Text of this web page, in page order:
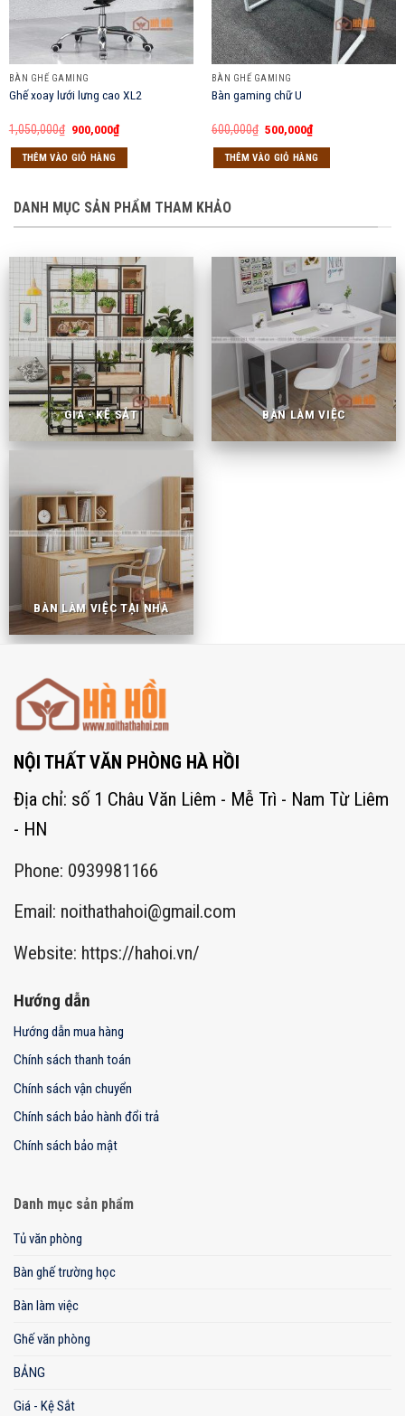
BÀN GHẾ GAMING
Ghế xoay lưới lưng cao XL2
1,050,000₫ Giá
là:
1,050,000₫.
900,000₫Giá
hiện
tại
THÊM VÀO GIỎ HÀNG
BÀN GHẾ GAMING
Bàn gaming chữ U
600,000₫ Giá
là:
600,000₫.
500,000₫Giá
hiện
tại
là:
THÊM VÀO GIỎ HÀNG
DANH MỤC SẢN PHẨM THAM KHẢO
GIÁ - KỆ SẮT BÀN LÀM VIỆC
BÀN LÀM VIỆC TẠI NHÀ
NỘI THẤT VĂN PHÒNG HÀ HỒI
Địa chỉ: số 1 Châu Văn Liêm - Mễ Trì - Nam Từ Liêm
- HN
Phone: 0939981166
Email: noithathahoi@gmail.com
Website: https://hahoi.vn/
Hướng dẫn
Hướng dẫn mua hàng
Chính sách thanh toán
Chính sách vận chuyển
Chính sách bảo hành đổi trả
Chính sách bảo mật
Danh mục sản phẩm
Tủ văn phòng
Bàn ghế trường học
Bàn làm việc
Ghế văn phòng
BẢNG
Giá - Kệ Sắt